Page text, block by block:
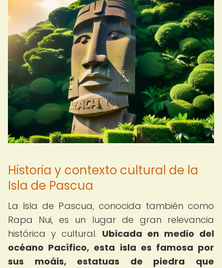
Historia y contexto cultural de la
Isla de Pascua
La Isla de Pascua, conocida también como
Rapa Nui, es un lugar de gran relevancia
histórica y cultural. Ubicada en medio del
océano Pacífico, esta isla es famosa por
sus moáis, estatuas de piedra que